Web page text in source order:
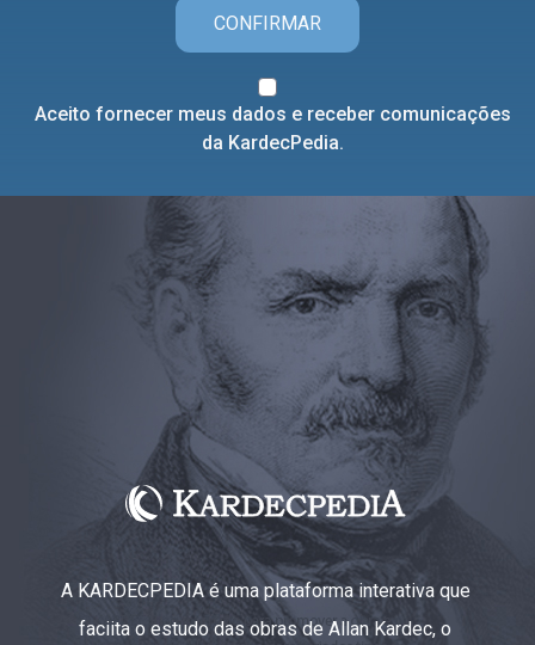
CONFIRMAR
Aceito fornecer meus dados e receber comunicações
da KardecPedia.
A KARDECPEDIA é uma plataforma interativa que
faciita o estudo das obras de Allan Kardec, o